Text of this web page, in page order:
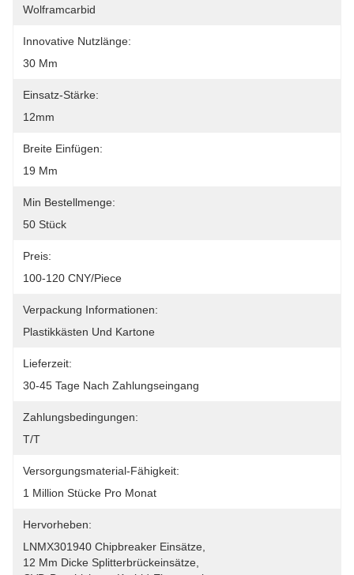
Wolframcarbid
Innovative Nutzlänge:
30 Mm
Einsatz-Stärke:
12mm
Breite Einfügen:
19 Mm
Min Bestellmenge:
50 Stück
Preis:
100-120 CNY/piece
Verpackung Informationen:
Plastikkästen Und Kartone
Lieferzeit:
30-45 Tage Nach Zahlungseingang
Zahlungsbedingungen:
T/T
Versorgungsmaterial-Fähigkeit:
1 Million Stücke Pro Monat
Hervorheben:
LNMX301940 Chipbreaker Einsätze
12 Mm Dicke Splitterbrückeinsätze